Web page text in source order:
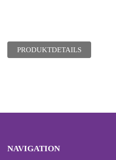
PRODUKTDETAILS
NAVIGATION